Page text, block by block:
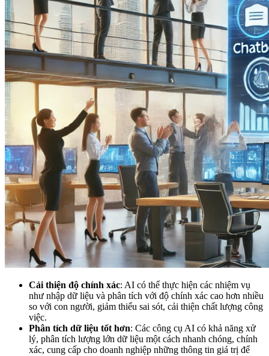
Cải thiện độ chính xác: AI có thể thực hiện các nhiệm vụ
như nhập dữ liệu và phân tích với độ chính xác cao hơn nhiều
so với con người, giảm thiểu sai sót, cải thiện chất lượng công
việc.
Phân tích dữ liệu tốt hơn: Các công cụ AI có khả năng xử
lý, phân tích lượng lớn dữ liệu một cách nhanh chóng, chính
xác, cung cấp cho doanh nghiệp những thông tin giá trị để